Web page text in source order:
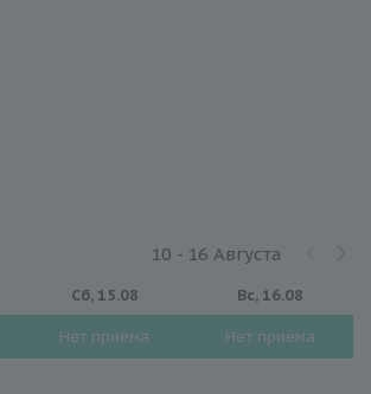
10 - 16 Августа
Сб, 15.08
Нет приема
Вс, 16.08
Нет приема